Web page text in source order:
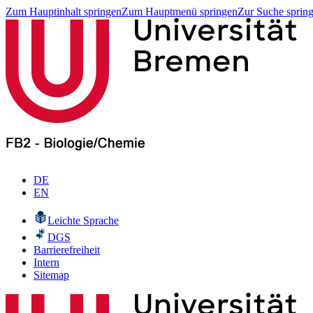
Zum Hauptinhalt springenZum Hauptmenü springenZur Suche
DE
EN
Leichte Sprache
DGS
Barrierefreiheit
Intern
Sitemap